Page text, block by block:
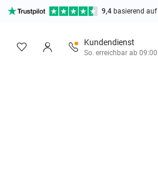
9,4 basierend auf
Kundendienst
So. erreichbar ab 09:00